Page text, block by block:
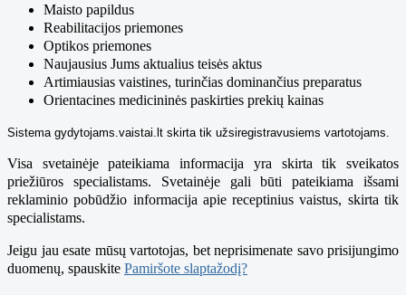
Maisto papildus
Reabilitacijos priemones
Optikos priemones
Naujausius Jums aktualius teisės aktus
Artimiausias vaistines, turinčias dominančius preparatus
Orientacines medicininės paskirties prekių kainas
Sistema gydytojams.vaistai.lt skirta tik užsiregistravusiems vartotojams.
Visa svetainėje pateikiama informacija yra skirta tik sveikatos
priežiūros specialistams. Svetainėje gali būti pateikiama išsami
reklaminio pobūdžio informacija apie receptinius vaistus, skirta tik
specialistams.
Jeigu jau esate mūsų vartotojas, bet neprisimenate savo prisijungimo
duomenų, spauskite Pamiršote slaptažodį?